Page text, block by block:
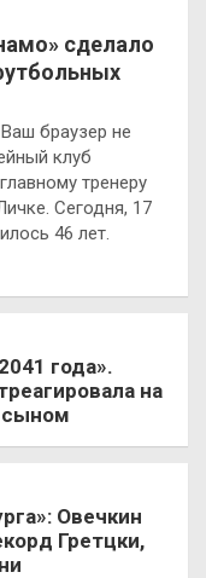
сделало
браузер не
клуб
тренеру
Сегодня, 17
46 лет.
года».
на
сыном
Овечкин
Гретцки,